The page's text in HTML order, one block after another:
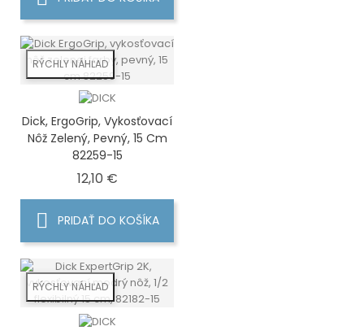
RÝCHLY NÁHĽAD
Dick, ErgoGrip, Vykosťovací
Nôž Zelený, Pevný, 15 Cm
82259-15
12,10 €Cena
PRIDAŤ DO KOŠÍKA
RÝCHLY NÁHĽAD